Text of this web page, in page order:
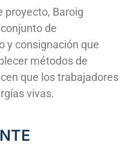
proyecto, Baroig
de
y consignación que
métodos de
que los trabajadores
vivas.